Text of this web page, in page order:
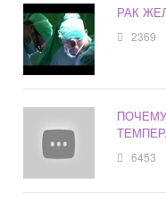
РАК
2369
6453